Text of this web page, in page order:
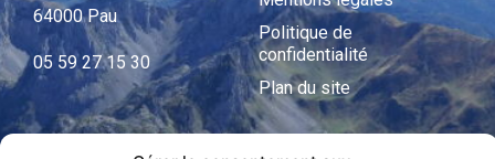
64000 Pau
05 59 27 15 30
Politique de
confidentialité
Plan du site